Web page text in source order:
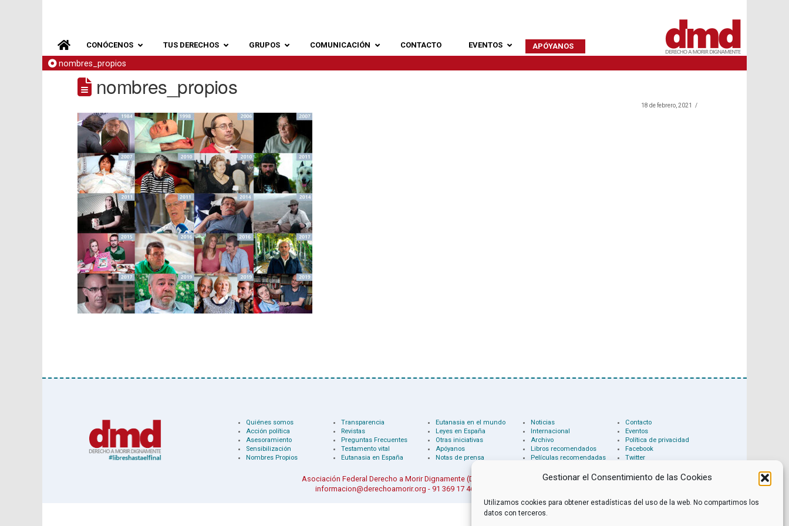
Gestionar el Consentimiento de las Cookies
Utilizamos cookies para obtener estadísticas del uso de la web. No compartimos los
datos con terceros.
CONÓCENOS TUS DERECHOS GRUPOS COMUNICACIÓN CONTACTO EVENTOS APÓYANOS
nombres_propios
nombres_propios
18 de febrero, 2021
Quiénes somos
Acción política
Asesoramiento
Sensibilización
Nombres Propios
Transparencia
Revistas
Preguntas Frecuentes
Testamento vital
Eutanasia en España
Eutanasia en el mundo
Leyes en España
Otras iniciativas
Apóyanos
Notas de prensa
Noticias
Internacional
Archivo
Libros recomendados
Películas recomendadas
Contacto
Eventos
Política de privacidad
Facebook
Twitter
Asociación Federal Derecho a Morir Dignamente (DMD)
informacion@derechoamorir.org - 91 369 17 46